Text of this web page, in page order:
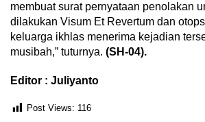
membuat surat pernyataan penolakan
dilakukan Visum Et Revertum dan
keluarga ikhlas menerima kejadian
musibah,” tuturnya. (SH-04).
Editor : Juliyanto
Post Views: 116